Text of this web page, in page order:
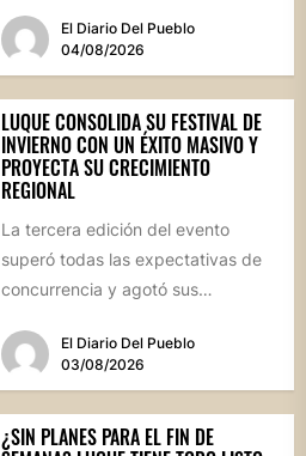
El Diario Del Pueblo
04/08/2026
LUQUE CONSOLIDA SU FESTIVAL DE
INVIERNO CON UN ÉXITO MASIVO Y
PROYECTA SU CRECIMIENTO
REGIONAL
La tercera edición del evento
superó todas las expectativas de
concurrencia y agotó sus
marco, el...El Diario Del Pueblo
03/08/2026
¿SIN PLANES PARA EL FIN DE